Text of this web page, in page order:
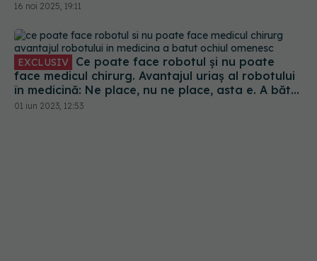
16 noi 2025, 19:11
EXCLUSIV
face medicul chirurg. Avantajul uriaș al robotului
în medicină: Ne place, nu ne place, asta e. A bătut
ochiul omenesc. Ca și cum ai plonja în interiorul
01 iun 2023, 12:53